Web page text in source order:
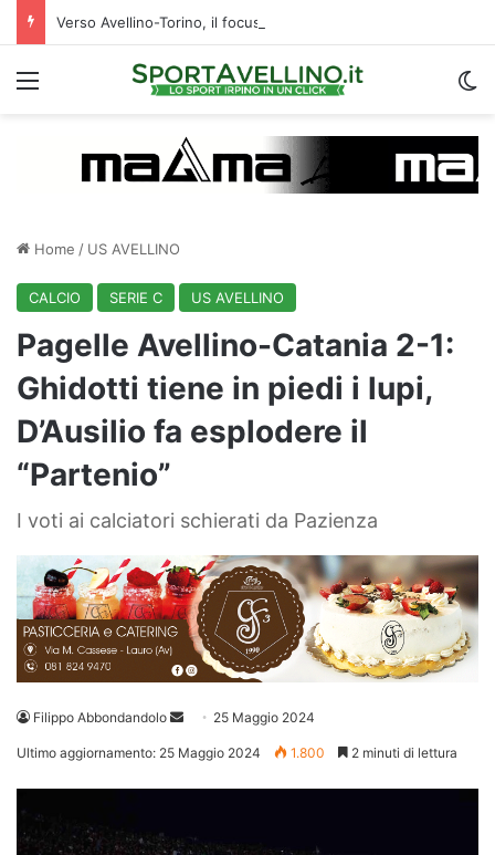
Verso Avellino-Torino, il focus sulla formazione granata
Menu
Home / US AVELLINO
CALCIO SERIE C US AVELLINO
Pagelle Avellino-Catania 2-1:
Ghidotti tiene in piedi i lupi,
D’Ausilio fa esplodere il
“Partenio”
I voti ai calciatori schierati da Pazienza
Filippo Abbondandolo
Invia 25 Maggio 2024
Ultimo aggiornamento: 25 Maggio 2024 1.800 2 minuti di lettura